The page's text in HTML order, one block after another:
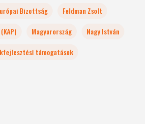
Bizottság
Feldman Zsolt
Magyarország
Nagy István
támogatások